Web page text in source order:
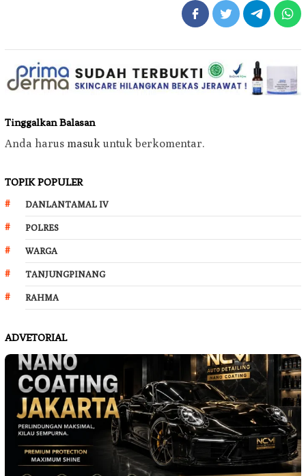
Tinggalkan Balasan
Anda harus masuk untuk berkomentar.
TOPIK POPULER
DANLANTAMAL IV
POLRES
WARGA
TANJUNGPINANG
RAHMA
ADVETORIAL